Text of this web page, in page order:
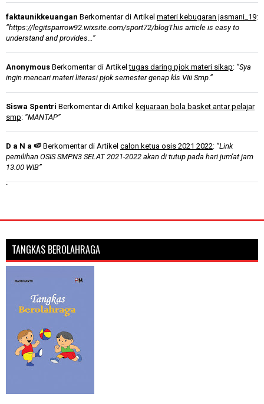
faktaunikkeuangan Berkomentar di Artikel materi kebugaran jasmani_19:
“https://legitsparrow92.wixsite.com/sport72/blogThis article is easy to
understand and provides…”
Anonymous Berkomentar di Artikeltugas daring pjok materi sikap: “Sya
ingin mencari materi literasi pjok semester genap kls VIii Smp.”
Siswa Spentri Berkomentar di Artikel kejuaraan bola basket antar pelajar
smp: “MANTAP”
D a N a 🍉 Berkomentar di Artikel calon ketua osis 2021 2022: “Link
pemilihan OSIS SMPN3 SELAT 2021-2022 akan di tutup pada hari jum'at jam
13.00 WIB”
`
TANGKAS BEROLAHRAGA